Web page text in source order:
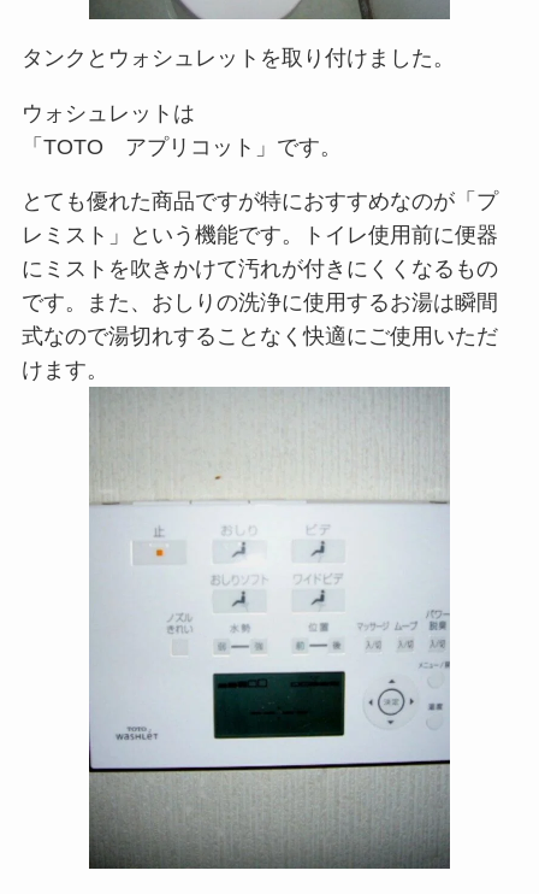
タンクとウォシュレットを取り付けました。
ウォシュレットは
「TOTO アプリコット」です。
とても優れた商品ですが特におすすめなのが「プ
レミスト」という機能です。トイレ使用前に便器
にミストを吹きかけて汚れが付きにくくなるもの
です。また、おしりの洗浄に使用するお湯は瞬間
式なので湯切れすることなく快適にご使用いただ
けます。